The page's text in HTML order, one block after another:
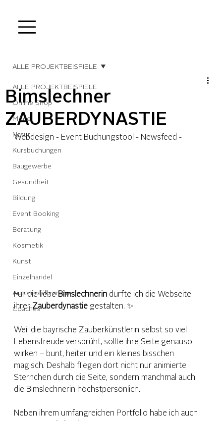
ALLE PROJEKTBEISPIELE
Online Shop
Mode
Natur
Kursbuchungen
Baugewerbe
Gesundheit
Bildung
Event Booking
Beratung
Kosmetik
Kunst
Einzelhandel
Automobilbranche
Coaches
ALLE PROJEKTBEISPIELE
Bimslechner
ZAUBERDYNASTIE
Webdesign - Event Buchungstool - Newsfeed -
Für die liebe Bimslechnerin durfte ich die Webseite
ihrer Zauberdynastie gestalten. ✨
Weil die bayrische Zauberkünstlerin selbst so viel
Lebensfreude versprüht, sollte ihre Seite genauso
wirken – bunt, heiter und ein kleines bisschen
magisch. Deshalb fliegen dort nicht nur animierte
Sternchen durch die Seite, sondern manchmal auch
die Bimslechnerin höchstpersönlich.
Neben ihrem umfangreichen Portfolio habe ich auch